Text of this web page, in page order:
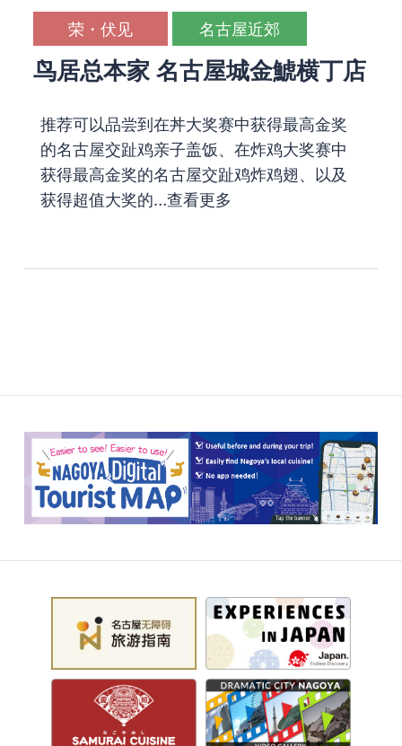
荣・伏见 名古屋近郊
鸟居总本家 名古屋城金鯱横丁店
推荐可以品尝到在丼大奖赛中获得最高金奖
的名古屋交趾鸡亲子盖饭、在炸鸡大奖赛中
获得最高金奖的名古屋交趾鸡炸鸡翅、以及
获得超值大奖的…查看更多